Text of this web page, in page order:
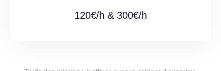
120€/h & 300€/h